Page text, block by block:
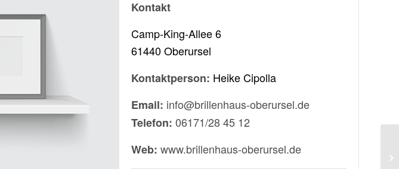
Kontakt
Camp-King-Allee 6
61440 Oberursel
Kontaktperson: Heike Cipolla
Email: info@brillenhaus-oberursel.de
Telefon: 06171/28 45 12
Web: www.brillenhaus-oberursel.de